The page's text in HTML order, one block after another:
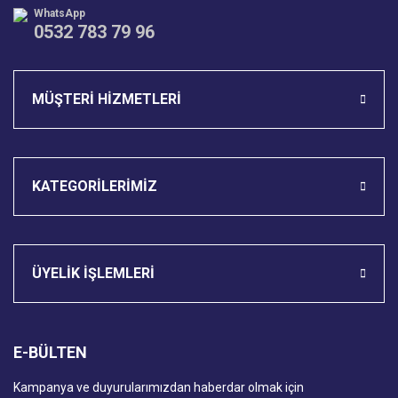
WhatsApp
0532 783 79 96
MÜŞTERİ HİZMETLERİ
KATEGORİLERİMİZ
ÜYELİK İŞLEMLERİ
E-BÜLTEN
Kampanya ve duyurularımızdan haberdar olmak için